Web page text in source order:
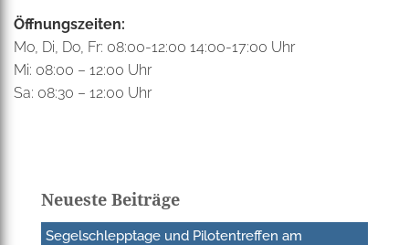
Öffnungszeiten:
Mo, Di, Do, Fr: 08:00-12:00 14:00-17:00 Uhr
Mi: 08:00 – 12:00 Uhr
Sa: 08:30 – 12:00 Uhr
Neueste Beiträge
Segelschlepptage und Pilotentreffen am